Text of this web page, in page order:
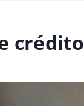
crédito